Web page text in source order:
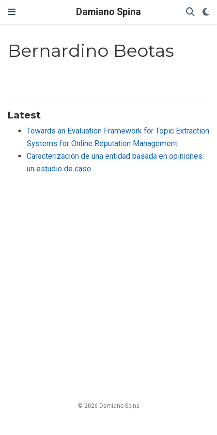
Damiano Spina
Bernardino Beotas
Latest
Towards an Evaluation Framework for Topic Extraction
Systems for Online Reputation Management
Caracterización de una entidad basada en opiniones:
un estudio de caso
© 2026 Damiano Spina